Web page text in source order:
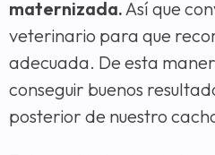
maternizada.Así que
veterinario para que
adecuada. De esta
conseguir buenos
posterior de nuestro